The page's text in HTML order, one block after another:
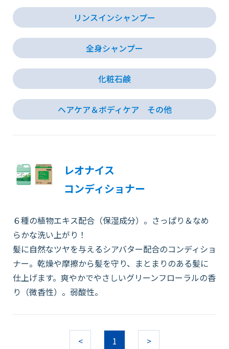
各種問い合わせ
オンラインストア
リンスインシャンプー
全身シャンプー
化粧石鹸
ヘアケア＆ボディケア その他
レオナイス
コンディショナー
６種の植物エキス配合（保湿成分）。さっぱり＆なめ
らかな洗い上がり！
髪に自然なツヤを与えるシアバター配合のコンディショ
ナー。乾燥や摩擦から髪を守り、まとまりのある髪に
仕上げます。爽やかでやさしいグリーンフローラルの香
り（微香性）。弱酸性。
< 1 >